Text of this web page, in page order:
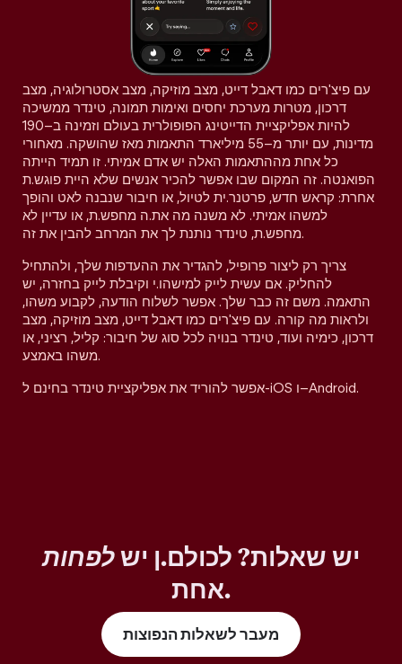
עם פיצ'רים כמו דאבל דייט, מצב מוזיקה, מצב אסטרולוגיה, מצב
דרכון, מטרות מערכת יחסים ואימות תמונה, טינדר ממשיכה
להיות אפליקציית הדייטינג הפופולרית בעולם וזמינה ב–190
מדינות, עם יותר מ–55 מיליארד התאמות מאז שהושקה. מאחורי
כל אחת מההתאמות האלה יש אדם אמיתי. זו תמיד הייתה
הפואנטה. זה המקום שבו אפשר להכיר אנשים שלא היית פוגש.ת
אחרת: קראש חדש, פרטנר.ית לטיול, או חיבור שנבנה לאט והופך
למשהו אמיתי. לא משנה מה את.ה מחפש.ת, או עדיין לא
מחפש.ת, טינדר נותנת לך את המרחב להבין את זה.
צריך רק ליצור פרופיל, להגדיר את ההעדפות שלך, ולהתחיל
להחליק. אם עשית לייק למישהו.י וקיבלת לייק בחזרה, יש
התאמה. משם זה כבר שלך. אפשר לשלוח הודעה, לקבוע משהו,
ולראות מה קורה. עם פיצ'רים כמו דאבל דייט, מצב מוזיקה, מצב
דרכון, כימיה ועוד, טינדר בנויה לכל סוג של חיבור: קליל, רציני, או
משהו באמצע.
אפשר להוריד את אפליקציית טינדר בחינם ל-iOS ו–Android.
יש שאלות? לכולם.ן ישלפחות
אחת.
מעבר לשאלות הנפוצות